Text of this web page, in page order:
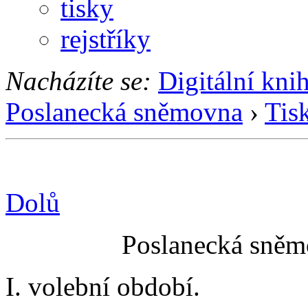
tisky
rejstříky
Nacházíte se: Digitální
Poslanecká sněmovna ›
Dolů
Poslanecká
I. volební období.